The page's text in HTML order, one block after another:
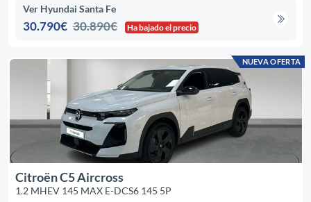
Ver Hyundai Santa Fe
30.790€ 30.890€ Ha bajado el precio
NUEVA OFERTA
Citroën C5 Aircross
1.2 MHEV 145 MAX E-DCS6 145 5P